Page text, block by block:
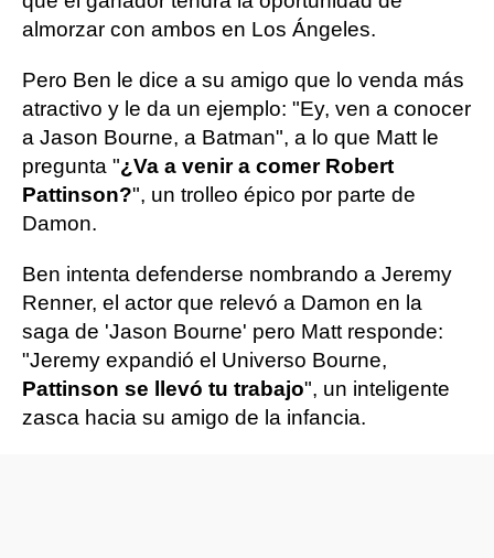
almorzar con ambos en Los Ángeles.
Pero Ben le dice a su amigo que lo venda más
atractivo y le da un ejemplo: "Ey, ven a conocer
a Jason Bourne, a Batman", a lo que Matt le
pregunta "¿Va a venir a comer Robert
Pattinson?", un trolleo épico por parte de
Damon.
Ben intenta defenderse nombrando a Jeremy
Renner, el actor que relevó a Damon en la
saga de 'Jason Bourne' pero Matt responde:
"Jeremy expandió el Universo Bourne,
Pattinson se llevó tu trabajo", un inteligente
zasca hacia su amigo de la infancia.